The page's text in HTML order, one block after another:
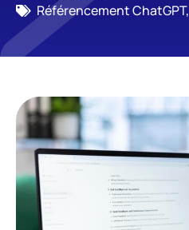
Référencement ChatGPT,